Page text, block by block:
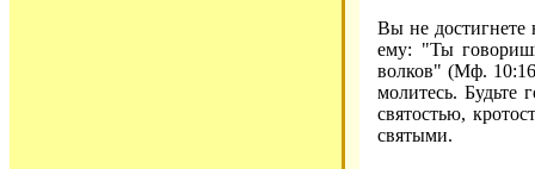
Вы не достигнете
ему: "Ты
волков" (Мф.
молитесь. Будьте
святостью,
святыми.